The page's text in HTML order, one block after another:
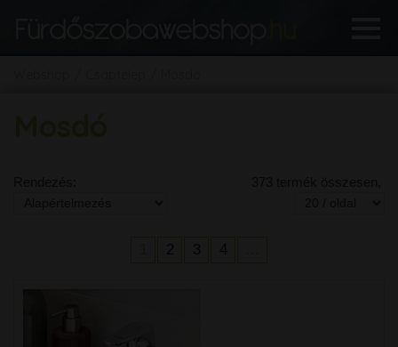
2 3 4